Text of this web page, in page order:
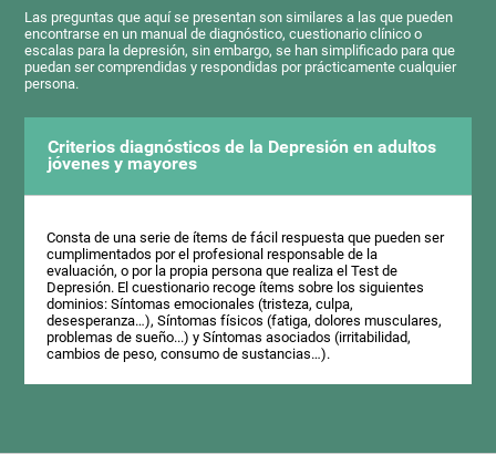
Las preguntas que aquí se presentan son similares a las que pueden
encontrarse en un manual de diagnóstico, cuestionario clínico o
escalas para la depresión, sin embargo, se han simplificado para que
puedan ser comprendidas y respondidas por prácticamente cualquier
persona.
Criterios diagnósticos de la Depresión en adultos
jóvenes y mayores
Consta de una serie de ítems de fácil respuesta que pueden ser
cumplimentados por el profesional responsable de la
evaluación, o por la propia persona que realiza el Test de
Depresión. El cuestionario recoge ítems sobre los siguientes
dominios: Síntomas emocionales (tristeza, culpa,
desesperanza…), Síntomas físicos (fatiga, dolores musculares,
problemas de sueño...) y Síntomas asociados (irritabilidad,
cambios de peso, consumo de sustancias…).